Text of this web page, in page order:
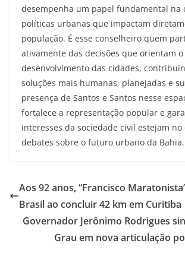
desempenha um papel fundamental na
políticas urbanas que impactam
população. É esse conselheiro quem
ativamente das decisões que orientam o
desenvolvimento das cidades,
soluções mais humanas, planejadas e
presença de Santos e Santos nesse
fortalece a representação popular e
interesses da sociedade civil estejam no
debates sobre o futuro urbano da Bahia.
Aos 92 anos, “Francisco
Brasil ao concluir 42 km em Curitiba
Governador Jerônimo Rodrigues
Grau em nova articulação